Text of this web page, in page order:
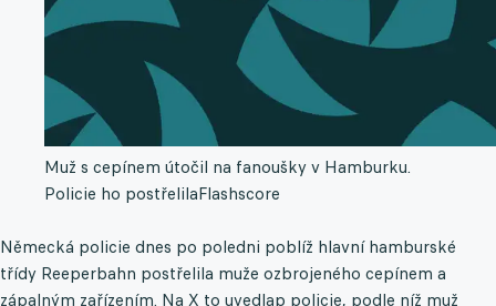
Muž s cepínem útočil na fanoušky v Hamburku.
Policie ho postřelilaFlashscore
Německá policie dnes po poledni poblíž hlavní hamburské
třídy Reeperbahn postřelila muže ozbrojeného cepínem a
zápalným zařízením. Na X to uvedlap policie, podle níž muž